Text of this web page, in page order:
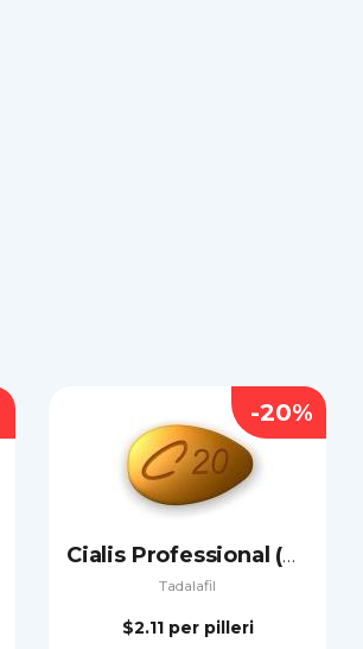
Cialis Professional (Sublingual)
Tadalafil
$2.11 per pilleri
-20%